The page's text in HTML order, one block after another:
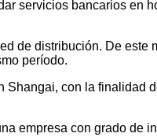
servicios bancarios en
de distribución. De este
período.
con la finalidad
empresa con grado de